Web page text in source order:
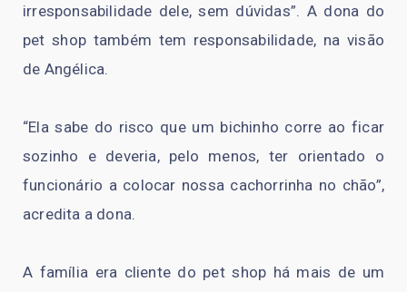
irresponsabilidade dele, sem dúvidas”. A dona do
pet shop também tem responsabilidade, na visão
de Angélica.
“Ela sabe do risco que um bichinho corre ao ficar
sozinho e deveria, pelo menos, ter orientado o
funcionário a colocar nossa cachorrinha no chão”,
acredita a dona.
A família era cliente do pet shop há mais de um